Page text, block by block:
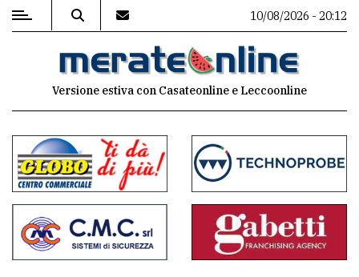
MENU
commenti
Contenuti
del
sito
10/08/2026 - 20:12
Versione estiva con Casateonline e Leccoonline